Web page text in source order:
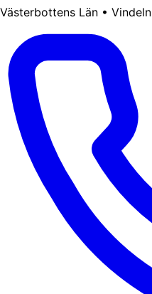
Västerbottens Län • Vindeln